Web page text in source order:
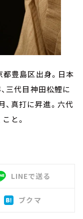
豊島区出身。日本
三代目神田松鯉に
、真打に昇進。六代
と。
LINEで送る
ブクマ